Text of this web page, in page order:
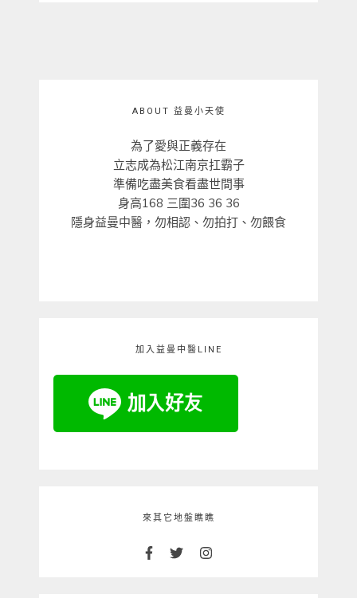
ABOUT 益曼小天使
為了愛與正義存在
立志成為松江南京扛霸子
準備吃盡美食看盡世間事
身高168 三圍36 36 36
隱身益曼中醫，勿相認、勿拍打、勿餵食
加入益曼中醫LINE
來其它地盤瞧瞧